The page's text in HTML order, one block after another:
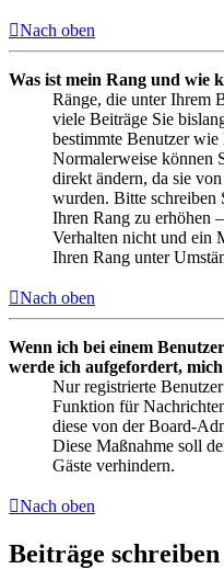
Nach oben
Was ist mein Rang und wie
Ränge, die unter Ihrem
viele Beiträge Sie
bestimmte Benutzer
Normalerweise können
direkt ändern, da sie
wurden. Bitte schreiben
Ihren Rang zu erhöhen
Verhalten nicht und ein
Ihren Rang unter
Nach oben
Wenn ich bei einem
werde ich aufgefordert,
Nur registrierte
Funktion für
diese von der Board-
Diese Maßnahme soll
Gäste verhindern.
Nach oben
Beiträge schreiben